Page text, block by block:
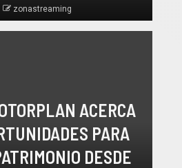
MOTORPLAN
zonastreaming
ACERCA
PARA
DESDE